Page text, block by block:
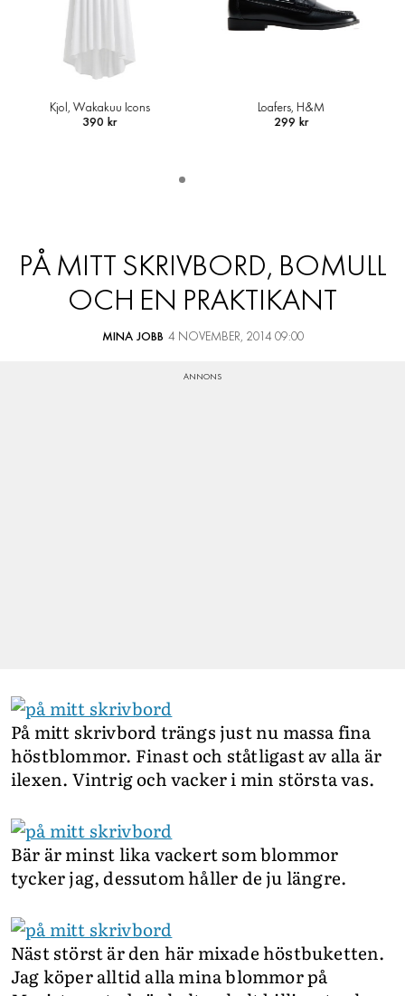
Loafers, H&M
299 kr
Skjortjacka i ullmix, Arket
1 490 kr
PÅ MITT SKRIVBORD, BOMULL
OCH EN PRAKTIKANT
MINA JOBB 4 NOVEMBER, 2014 09:00
På mitt skrivbord trängs just nu massa fina
höstblommor. Finast och ståtligast av alla är
ilexen. Vintrig och vacker i min största vas.
Bär är minst lika vackert som blommor
tycker jag, dessutom håller de ju längre.
Näst störst är den här mixade höstbuketten.
Jag köper alltid alla mina blommor på